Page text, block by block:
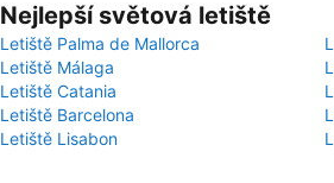
Nejlepší světová letiště
Letiště Palma de Mallorca
Letiště Málaga
Letiště Catania
Letiště Barcelona
Letiště Lisabon